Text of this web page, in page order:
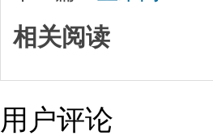
相关阅读
用户评论